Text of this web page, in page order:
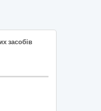
засобів